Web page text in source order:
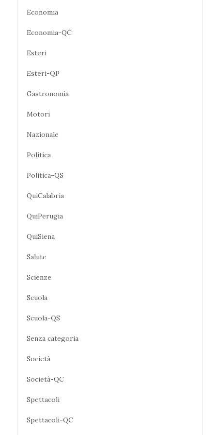
Economia
Economia-QC
Esteri
Esteri-QP
Gastronomia
Motori
Nazionale
Politica
Politica-QS
QuiCalabria
QuiPerugia
QuiSiena
Salute
Scienze
Scuola
Scuola-QS
Senza categoria
Società
Società-QC
Spettacoli
Spettacoli-QC